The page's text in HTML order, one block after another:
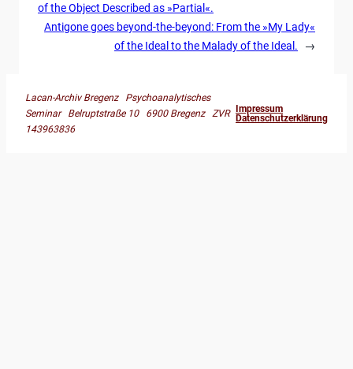
of the Object Described as »Partial«.
Antigone goes beyond-the-beyond: From the »My Lady«
of the Ideal to the Malady of the Ideal.
→
Lacan-Archiv Bregenz Psychoanalytisches
Seminar Belruptstraße 10 6900 Bregenz ZVR
143963836
Impressum
Datenschutzerklärung